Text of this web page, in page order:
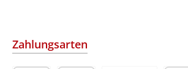
Zahlungsarten